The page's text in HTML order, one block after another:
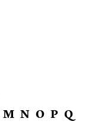
M N O P Q